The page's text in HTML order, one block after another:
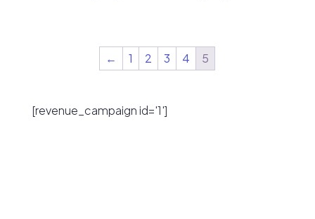
← 1 2 3 4 5
[revenue_campaign id='1']